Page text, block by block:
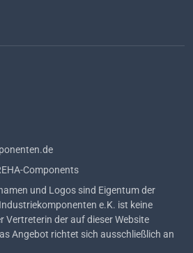
Components
und Logos sind Eigentum der
e.K. ist keine
Vertreterin der auf dieser Website
Angebot richtet sich ausschließlich an